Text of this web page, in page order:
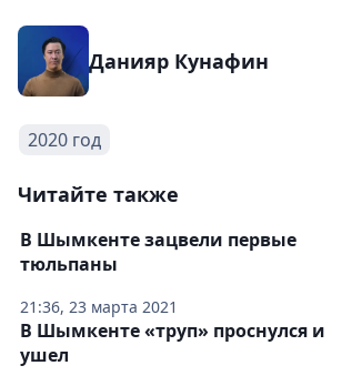
Данияр Кунафин
2020 год
Читайте также
21:36, 23 марта 2021
В Шымкенте зацвели первые
тюльпаны
В Шымкенте «труп» проснулся и
ушел